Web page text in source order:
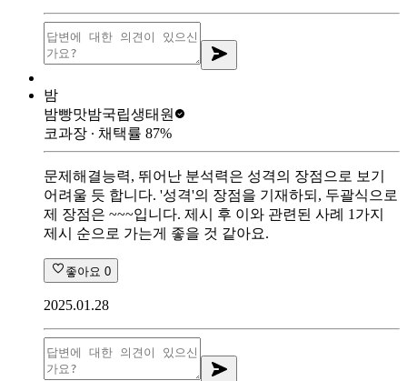
밤
밤빵맛밤국립생태원
코과장 ∙ 채택률 87%
문제해결능력, 뛰어난 분석력은 성격의 장점으로 보기
어려울 듯 합니다. '성격'의 장점을 기재하되, 두괄식으로
제 장점은 ~~~입니다. 제시 후 이와 관련된 사례 1가지
제시 순으로 가는게 좋을 것 같아요.
좋아요 0
2025.01.28